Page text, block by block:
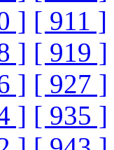
] [ 911 ]
] [ 919 ]
] [ 927 ]
] [ 935 ]